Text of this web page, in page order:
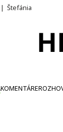
| Štefánia
KOMENTÁRE